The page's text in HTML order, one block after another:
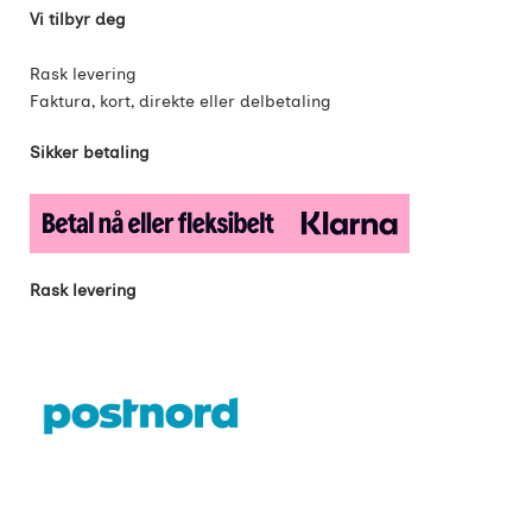
Vi tilbyr deg
Rask levering
Faktura, kort, direkte eller delbetaling
Sikker betaling
Rask levering